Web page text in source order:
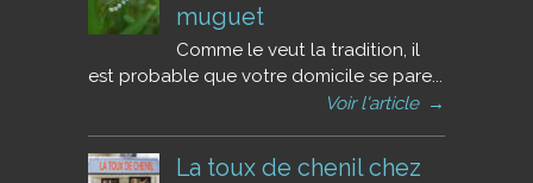
muguet
Comme le veut la tradition, il
est probable que votre domicile se pare...
Voir l'article →
La toux de chenil chez